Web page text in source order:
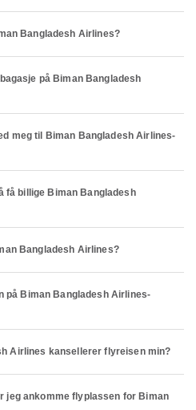
Bangladesh Airlines?
på Biman Bangladesh
meg til Biman Bangladesh Airlines-
få billige Biman Bangladesh
Bangladesh Airlines?
på Biman Bangladesh Airlines-
Airlines kansellerer flyreisen min?
jeg ankomme flyplassen for Biman